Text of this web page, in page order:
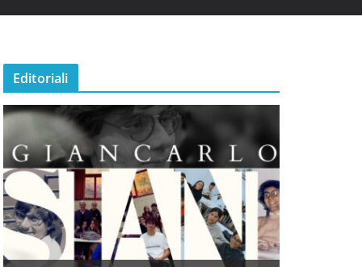
Editoriali